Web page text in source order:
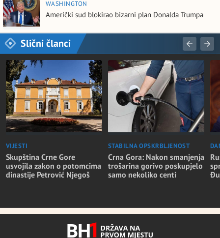
WASHINGTON
Američki sud blokirao bizarni plan Donalda Trumpa
Slični članci
VIJESTI
Skupština Crne Gore
usvojila zakon o potomcima
dinastije Petrović Njegoš
STABILNA OPSKRBLJENOST
Crna Gora: Nakon smanjenja
trošarina gorivo poskupjelo
samo nekoliko centi